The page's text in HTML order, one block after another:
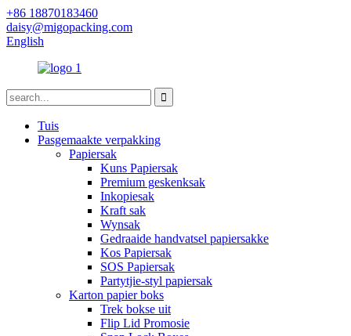
+86 18870183460
daisy@migopacking.com
English
Tuis
Pasgemaakte verpakking
Papiersak
Kuns Papiersak
Premium geskenksak
Inkopiesak
Kraft sak
Wynsak
Gedraaide handvatsel papiersakke
Kos Papiersak
SOS Papiersak
Partytjie-styl papiersak
Karton papier boks
Trek bokse uit
Flip Lid Promosie